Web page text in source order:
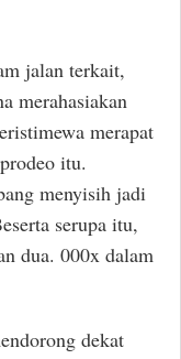
jalan terkait,
merahasiakan
merapat
itu.
menyisih jadi
serupa itu,
dua. 000x dalam
dekat